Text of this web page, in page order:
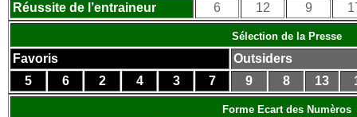
Réussite de l’entraineur
6 12 9
Sélection de la Presse
Favoris
Outsiders
5
6 2 4 3 7 9 8 13
Forme Ecart des Numèros